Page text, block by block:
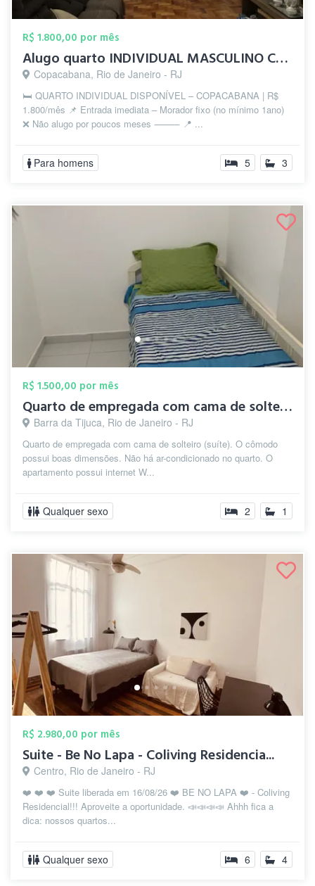
R$ 1.800,00 por mês
Alugo quarto INDIVIDUAL MASCULINO COPACA...
Copacabana, Rio de Janeiro - RJ
🛏️ QUARTO INDIVIDUAL DISPONÍVEL – COPACABANA | R$
1.800/mês 📌 Entrada imediata – Morador fixo (no mínimo 1ano)
❌ Não alugo por poucos meses ⸻ 📍 ...
Para homens 5 3
R$ 1.500,00 por mês
Quarto de empregada com cama de solteiro...
Barra da Tijuca, Rio de Janeiro - RJ
Quarto de empregada com cama de solteiro (suíte). O cômodo
possui boas dimensões. Não há ar-condicionado no quarto. O
apartamento possui internet W...
Qualquer sexo 2 1
R$ 2.980,00 por mês
Suite - Be No Lapa - Coliving Residencia...
Centro, Rio de Janeiro - RJ
❤️ ❤️ ❤️ Suite liberada em 16/08/26 ❤️ BE NO LAPA ❤️ - Coliving
Residencial!!! Aproveite a oportunidade. 📣📣📣📣 Ahhh fica a
dica: nossos quartos...
Qualquer sexo 6 4